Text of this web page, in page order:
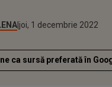
Publicat:
joi, 1 decembrie 2022
ca sursă preferată în